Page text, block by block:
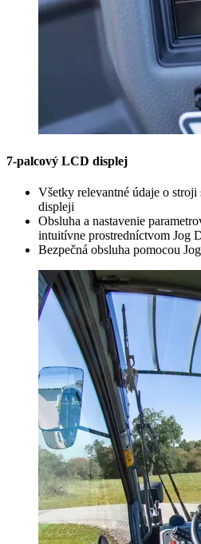
7-palcový LCD displej
Všetky relevantné údaje o
displeji
Obsluha a nastavenie
intuitívne prostredníctvom Jog
Bezpečná obsluha pomocou